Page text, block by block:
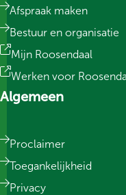
Afspraak maken
Bestuur en organisatie
Mijn Roosendaal
Werken voor
Algemeen
Proclaimer
Toegankelijkheid
Privacy